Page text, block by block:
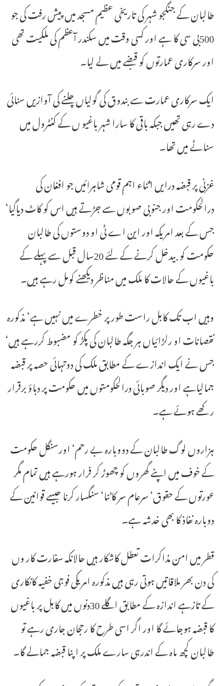
طالبان کے جنگجو شہر کی تاریخی عظیم مسجد میں پیش رفت کی جو
500بی سی کا ہے اور کسی وقت میں سکندر آعظم کی ملکیت تھی
اور سرکاری عمارتوں کو قبضے میں لے لیا۔
ایک سرکاری عمارت سے بندوق کی گولیاں چلنے کی آوازیں سنائی
دے رہی تھیں جبکہ باقی کا سارا شہر باغیو ں کے کنٹرول میں
سناٹے میں تھا۔
غزنی پر قبضہ درایں اثناء اہم قومی شاہرائیں جو افغان کی
درالحکومت اور جنوبی صوبوں سے جڑتے ہیں اس کو کاٹ دیاگیا‘
جس کے بعد امریکہ اور این اے ٹی او دوستوں کی طالبان
حکومت کو بیدخل کرنے کے لئے 20سال قبل سے پہلے کے
باغیوں کے حالات کا ملک میں مناظر دیکھنے کومل رہے ہیں۔
وہیں اب تک کابل راست طور پر خطرے میں نہیں ہے‘ مذکورہ
نقصانات او رلڑائیاں ہر جگہ طالبان کی پکڑ کو مضبوط کررہے ہیں‘
جس نے ایک اندازے کے مطابق ملک کی دوتہائی حصہ پر قبضہ
جمالیاہے اور دیگر صوبائی درالحکومتوں میں حکومت پر دباؤ برقرار
رکھے ہوئے ہے۔
ہزاروں لوگ طالبان کے دووبارہ بے رحم‘ اورسنگل حکومت
کے خوف میں اپنے گھروں کو چھوڑ کر فرار ہورہے ہیں تمام مگر
عورتوں کے حقوق‘ سرعام سر کاٹنا‘ سنگسار کرنا جیسے قوانین کے
دوبارہ نفاذ کا بھی خدشہ ہے۔
قطر میں امن مذاکرات تعطل کاشکار ہیں حالانکہ سفارت کار وں
کی دن بھر ملاقاتیں ہوتی رہی ہیں مذکورہ امریکی فوجی خفیہ کانکاری
کے تازہے اندازہ کے مطابق اگلے 30دنوں میں کابل پر باغیوں
کا قبضہ ہوجائے گا اور اگر اسی طرح کا رحجان جاری رہے تو
طالبان کچھ ماہ کے اندرہی سارے ملک پر اپنا قبضہ جمالے گا۔